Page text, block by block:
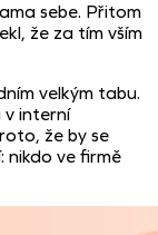
sebe. Přitom
že za tím vším
velkým tabu.
v interní
že by se
nikdo ve firmě